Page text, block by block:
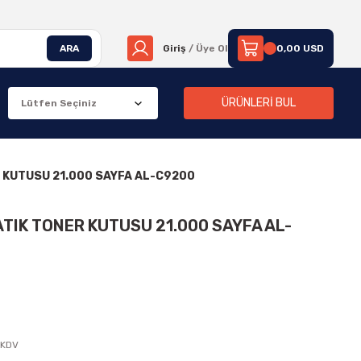
ARA Giriş / Üye Ol 0,00 USD
ÜRÜNLERİ BUL
21.000 SAYFA AL-C9200
TONER KUTUSU 21.000 SAYFA AL-